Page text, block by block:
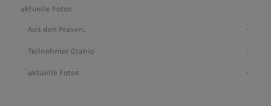
aktuelle Fotos
Aus den Praxen..
Teilnehmer Cranio
aktuelle Fotos